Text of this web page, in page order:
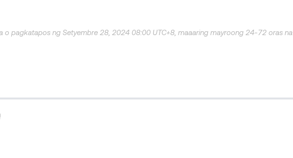
o pagkatapos ng Setyembre 28, 2024 08:00 UTC+8, maaaring mayroong 24-72 oras na